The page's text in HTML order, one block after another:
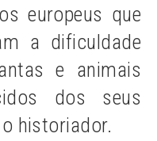
europeus que
a dificuldade
e animais
dos seus
historiador.